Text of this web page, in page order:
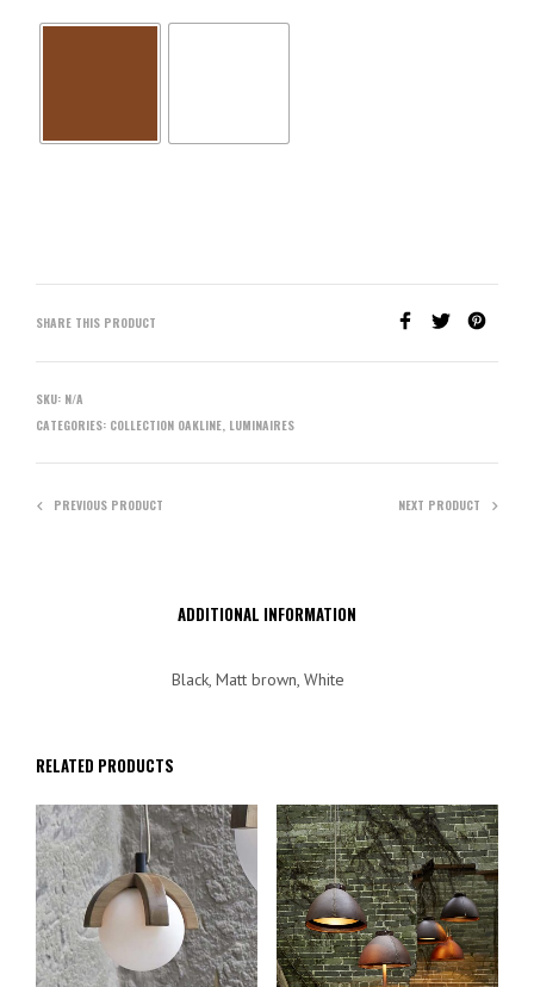
SHARE THIS PRODUCT
SKU: N/A
CATEGORIES: COLLECTION OAKLINE, LUMINAIRES
PREVIOUS PRODUCT NEXT PRODUCT
ADDITIONAL INFORMATION
Black, Matt brown, White
RELATED PRODUCTS